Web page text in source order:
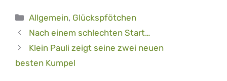
Kategorien
Allgemein, Glückspfötchen
Nach einem schlechten Start…
Klein Pauli zeigt seine zwei neuen
besten Kumpel